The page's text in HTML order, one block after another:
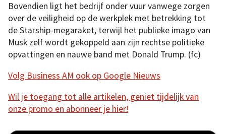
Bovendien ligt het bedrijf onder vuur vanwege zorgen
over de veiligheid op de werkplek met betrekking tot
de Starship-megaraket, terwijl het publieke imago van
Musk zelf wordt gekoppeld aan zijn rechtse politieke
opvattingen en nauwe band met Donald Trump. (fc)
Volg Business AM ook op Google Nieuws
Wil je toegang tot alle artikelen, geniet tijdelijk van
onze promo en abonneer je hier!